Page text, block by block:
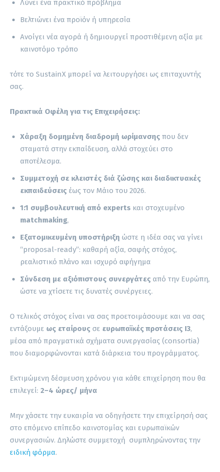
Λύνει ένα πρακτικό πρόβλημα
Βελτιώνει ένα προϊόν ή υπηρεσία
Ανοίγει νέα αγορά ή δημιουργεί προστιθέμενη αξία με
καινοτόμο τρόπο
τότε το SustainX μπορεί να λειτουργήσει ως επιταχυντής
σας.
Πρακτικά Οφέλη για τις Επιχειρήσεις:
Χάραξη δομημένη διαδρομή ωρίμανσης που δεν
σταματά στην εκπαίδευση, αλλά στοχεύει στο
αποτέλεσμα.
Συμμετοχή σε κλειστές διά ζώσης και διαδικτυακές
εκπαιδεύσεις έως τον Μάιο του 2026.
1:1 συμβουλευτική από experts και στοχευμένο
matchmaking,
Εξατομικευμένη υποστήριξη ώστε η ιδέα σας να γίνει
“proposal-ready”: καθαρή αξία, σαφής στόχος,
ρεαλιστικό πλάνο και ισχυρό αφήγημα
Σύνδεση με αξιόπιστους συνεργάτες από την Ευρώπη,
ώστε να χτίσετε τις δυνατές συνέργειες.
Ο τελικός στόχος είναι να σας προετοιμάσουμε και να σας
εντάξουμε ως εταίρους σε ευρωπαϊκές προτάσεις I3,
μέσα από πραγματικά σχήματα συνεργασίας (consortia)
που διαμορφώνονται κατά διάρκεια του προγράμματος.
Εκτιμώμενη δέσμευση χρόνου για κάθε επιχείρηση που θα
επιλεγεί: 2–4 ώρες/ μήνα
Μην χάσετε την ευκαιρία να οδηγήσετε την επιχείρησή σας
στο επόμενο επίπεδο καινοτομίας και ευρωπαϊκών
συνεργασιών. Δηλώστε συμμετοχή συμπληρώνοντας την
ειδική φόρμα.